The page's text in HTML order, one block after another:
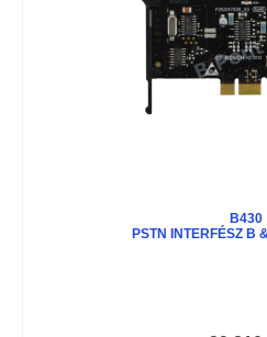
B430
PSTN INTERFÉSZ B